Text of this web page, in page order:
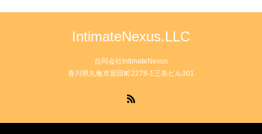
IntimateNexus.LLC
合同会社IntimateNexus
香川県丸亀市原田町2278-1三条ビル301